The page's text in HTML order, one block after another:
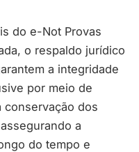
do e-Not Provas
o respaldo jurídico
a integridade
por meio de
conservação dos
a
do tempo e